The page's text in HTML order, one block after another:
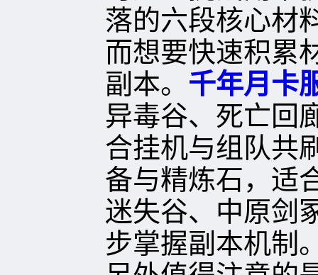
落的六段核心材
而想要快速积累
副本。 千年月卡
异毒谷、死亡回
合挂机与组队共
备与精炼石，适
迷失谷、中原剑
步掌握副本机制